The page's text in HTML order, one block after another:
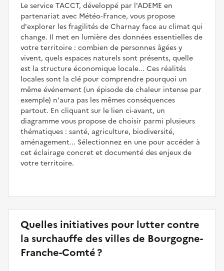
Le service TACCT, développé par l'ADEME en
partenariat avec Météo‑France, vous propose
d'explorer les fragilités de Charnay face au climat qui
change. Il met en lumière des données essentielles de
votre territoire : combien de personnes âgées y
vivent, quels espaces naturels sont présents, quelle
est la structure économique locale... Ces réalités
locales sont la clé pour comprendre pourquoi un
même événement (un épisode de chaleur intense par
exemple) n'aura pas les mêmes conséquences
partout. En cliquant sur le lien ci-avant, un
diagramme vous propose de choisir parmi plusieurs
thématiques : santé, agriculture, biodiversité,
aménagement... Sélectionnez en une pour accéder à
cet éclairage concret et documenté des enjeux de
votre territoire.
Quelles initiatives pour lutter contre
la surchauffe des villes de Bourgogne-
Franche-Comté ?